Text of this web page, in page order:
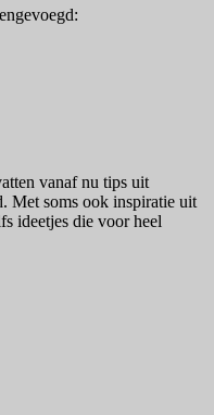
vanaf nu tips uit
Met soms ook inspiratie uit
ideetjes die voor heel